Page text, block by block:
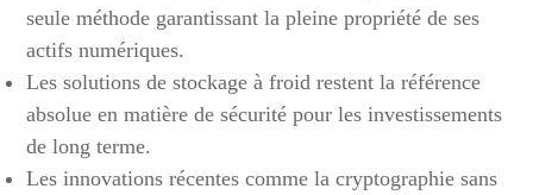
seule méthode garantissant la pleine propriété de ses
actifs numériques.
Les solutions de stockage à froid restent la référence
absolue en matière de sécurité pour les investissements
de long terme.
Les innovations récentes comme la cryptographie sans